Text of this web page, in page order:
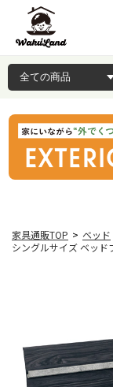
家具通販TOP > ベッド
シングルサイズ ベッド